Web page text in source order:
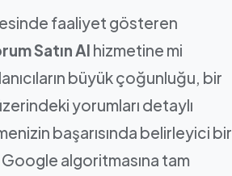
faaliyet gösteren
Satın Al hizmetine mi
büyük çoğunluğu, bir
yorumları detaylı
başarısında belirleyici bir
algoritmasına tam